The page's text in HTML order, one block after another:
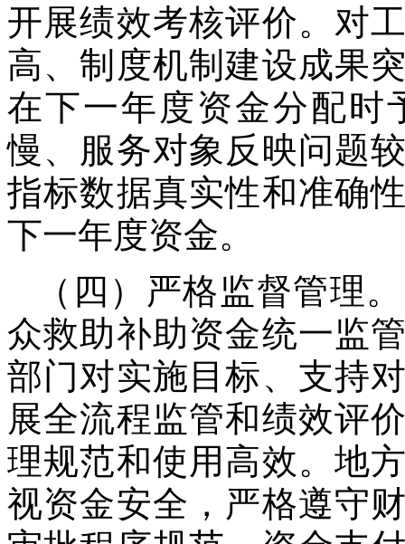
开展绩效考核评价。对
高、制度机制建设成果
在下一年度资金分配时
慢、服务对象反映问题
指标数据真实性和准确
下一年度资金。
（四）严格监督管理
众救助补助资金统一监
部门对实施目标、支持
展全流程监管和绩效评
理规范和使用高效。地
视资金安全，严格遵守